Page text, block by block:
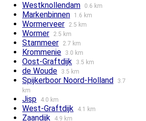
Westknollendam
0.6 km
Markenbinnen 1.6 km
Wormerveer 2.5 km
Wormer 2.5 km
Starnmeer 2.7 km
Krommenie 3.0 km
Oost-Graftdijk 3.5 km
de Woude 3.5 km
Spijkerboor Noord-Holland
3.7
km
Jisp 4.0 km
West-Graftdijk 4.1 km
Zaandijk 4.9 km